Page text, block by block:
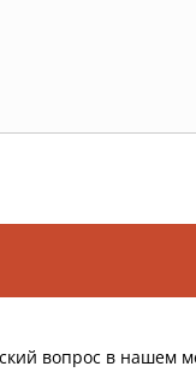
вопрос в нашем